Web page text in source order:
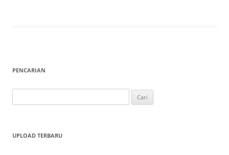
PENCARIAN
untuk:
UPLOAD TERBARU